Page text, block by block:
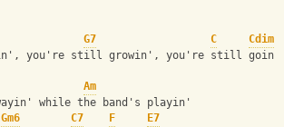
G7 C
Cdim
you're still growin', you're still
Am
while the band's playin'
Gm6 C7 F
E7